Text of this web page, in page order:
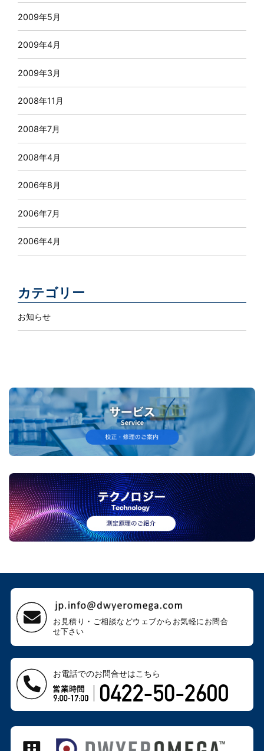
2009年5月
2009年4月
2009年3月
2008年11月
2008年7月
2008年4月
2006年8月
2006年7月
2006年4月
カテゴリー
お知らせ
お見積り・ご相談などウェブから お気軽にお問合
せ下さい
お電話でのお問合せはこちら